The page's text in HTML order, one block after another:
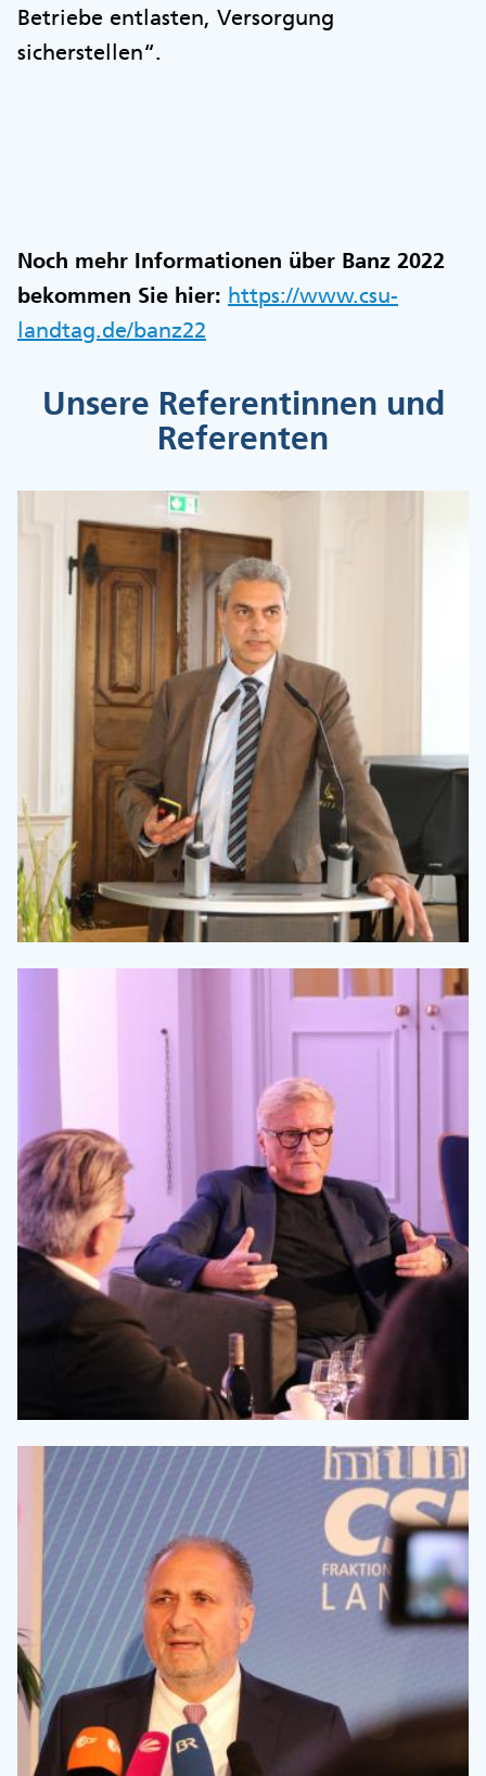
Betriebe entlasten, Versorgung
sicherstellen“.
Noch mehr Informationen über Banz 2022
bekommen Sie hier: https://www.csu-
landtag.de/banz22
Unsere Referentinnen und
Referenten